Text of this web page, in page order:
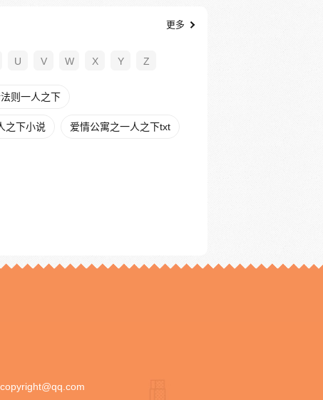
更多
U V W X Y Z
法则一人之下
之下小说 爱情公寓之一人之下txt